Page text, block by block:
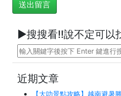
►搜搜看!!說不定可以
近期文章
【大叻景點攻略】越南避暑